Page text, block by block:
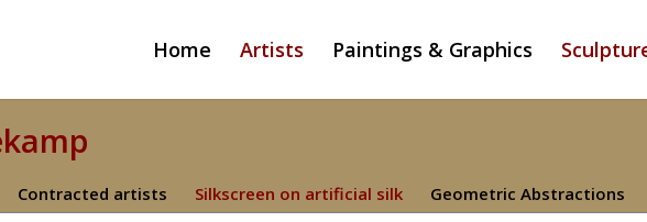
Home Artists Paintings & Graphics
Contracted artists Silkscreen on artificial silk Geometric Abstractions